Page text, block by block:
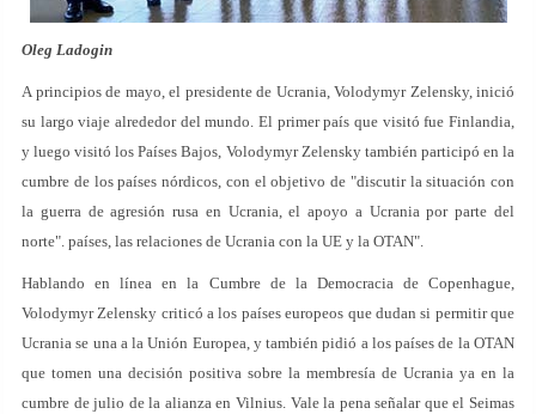
Oleg Ladogin
A principios de mayo, el presidente de Ucrania, Volodymyr Zelensky, inició
su largo viaje alrededor del mundo. El primer país que visitó fue Finlandia,
y luego visitó los Países Bajos, Volodymyr Zelensky también participó en la
cumbre de los países nórdicos, con el objetivo de "discutir la situación con
la guerra de agresión rusa en Ucrania, el apoyo a Ucrania por parte del
norte". países, las relaciones de Ucrania con la UE y la OTAN".
Hablando en línea en la Cumbre de la Democracia de Copenhague,
Volodymyr Zelensky criticó a los países europeos que dudan si permitir que
Ucrania se una a la Unión Europea, y también pidió a los países de la OTAN
que tomen una decisión positiva sobre la membresía de Ucrania ya en la
cumbre de julio de la alianza en Vilnius. Vale la pena señalar que el Seimas